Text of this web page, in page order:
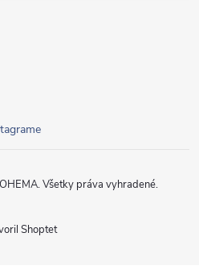
Shoptet
. Všetky práva vyhradené.